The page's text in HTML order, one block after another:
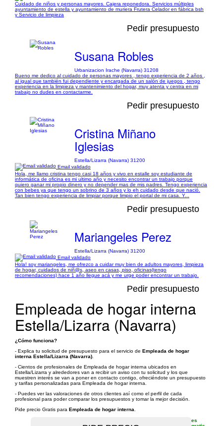
Cuidado de niños y personas mayores. Cajera reponedora. Servicios múltiples
ayuntamiento de estella y ayuntamiento de muriera Frutera Celador en fábrica bsh
y Servicio de limpieza
Pedir presupuesto
Susana Robles
Urbanizacion Irache (Navarra) 31208
Bueno me dedico al cuidado de personas mayores , tengo experiencia de 2 años ,
al igual que también fui dependiente y encargada de un salón de juegos , tengo
experiencia en la limpieza y mantenimiento del hogar, muy atenta y centra en mi
trabajo no dudes en contactarme.
Pedir presupuesto
Cristina Miñano
Iglesias
Estella/Lizarra (Navarra) 31200
Email validado
Hola, me llamo cristina tengo casi 18 años y vivo en estalle soy estudiante de
informática de oficina es mi ultimo año y necesito encontrar un trabajo porque
quiero ganar mi propio dinero y no depender mas de mis padres. Tengo experiencia
con bebes ya que tengo un sobrino de 3 años y lo eh cuidado desde que nació.
Tan bien tengo experiencia de limpiar porque limpio el portal de mi casa. Y...
Pedir presupuesto
Mariangeles Perez
Estella/Lizarra (Navarra) 31200
Email validado
Hola! soy mariangeles, me ofrezco a cuidar muy bien de adultos mayores, limpieza
de hogar, cuidados de niñ@s, aseo en casas, piso, oficinas(tengo
recomendaciones) hace 1 año llegue acá y me urge poder encontrar un trabajo.
Pedir presupuesto
Empleada de hogar interna
Estella/Lizarra (Navarra)
¿Cómo funciona?
- Explica tu solicitud de presupuesto para el servicio de Empleada de hogar
interna Estella/Lizarra (Navarra)
- Cientos de profesionales de Empleada de hogar interna ubicados en
Estella/Lizarra y alrededores van a recibir un aviso con tu solicitud y los que
muestren interés se van a poner en contacto contigo, ofreciéndote un presupuesto
y tarifas personalizadas para Empleada de hogar interna.
- Puedes ver las valoraciones de otros clientes así como el perfil de cada
profesional para poder comparar los presupuestos y tomar la mejor decisión.
Pide precio Gratis para Empleada de hogar interna
es